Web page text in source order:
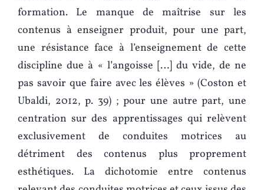
formation. Le manque de maîtrise sur les
contenus à enseigner produit, pour une part,
une résistance face à l’enseignement de cette
discipline due à « l’angoisse […] du vide, de ne
pas savoir que faire avec les élèves » (Coston et
Ubaldi, 2012, p. 39) ; pour une autre part, une
centration sur des apprentissages qui relèvent
exclusivement de conduites motrices au
détriment des contenus plus proprement
esthétiques. La dichotomie entre contenus